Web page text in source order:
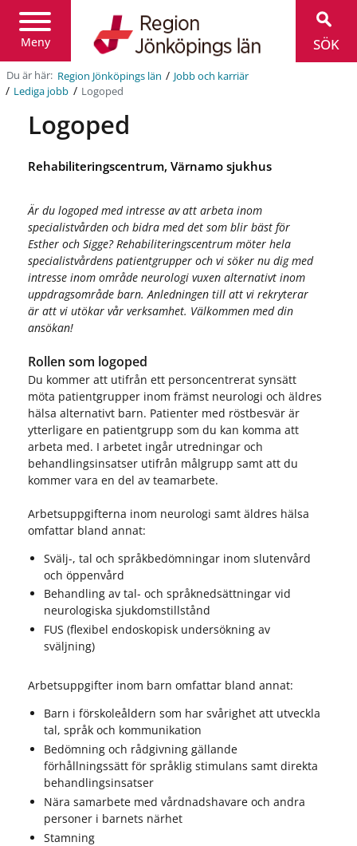
Meny
Jönköpings
län
SÖK
Du är här: Region Jönköpings län / Jobb och karriär
/ Lediga jobb / Logoped
Logoped
Rehabiliteringscentrum, Värnamo sjukhus
Är du logoped med intresse av att arbeta inom
specialistvården och bidra med det som blir bäst för
Esther och Sigge? Rehabiliteringscentrum möter hela
specialistvårdens patientgrupper och vi söker nu dig med
intresse inom område neurologi vuxen alternativt inom
uppdragsområde barn. Anledningen till att vi rekryterar
är att vi utökar vår verksamhet. Välkommen med din
ansökan!
Rollen som logoped
Du kommer att utifrån ett personcentrerat synsätt
möta patientgrupper inom främst neurologi och äldres
hälsa alternativt barn. Patienter med röstbesvär är
ytterligare en patientgrupp som du kan komma att
arbeta med. I arbetet ingår utredningar och
behandlingsinsatser utifrån målgrupp samt att du
kommer vara en del av teamarbete.
Arbetsuppgifterna inom neurologi samt äldres hälsa
omfattar bland annat:
Svälj-, tal och språkbedömningar inom slutenvård
och öppenvård
Behandling av tal- och språknedsättningar vid
neurologiska sjukdomstillstånd
FUS (flexibel endoskopisk undersökning av
sväljning)
Arbetsuppgifter inom barn omfattar bland annat:
Barn i förskoleåldern som har svårighet att utveckla
tal, språk och kommunikation
Bedömning och rådgivning gällande
förhållningssätt för språklig stimulans samt direkta
behandlingsinsatser
Nära samarbete med vårdnadshavare och andra
personer i barnets närhet
Stamning